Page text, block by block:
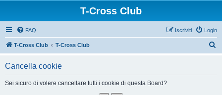
T-Cross Club
FAQ Login
Iscriviti
T-Cross Club T-Cross Club
Cancella cookie
Sei sicuro di volere cancellare tutti i cookie di questa Board?